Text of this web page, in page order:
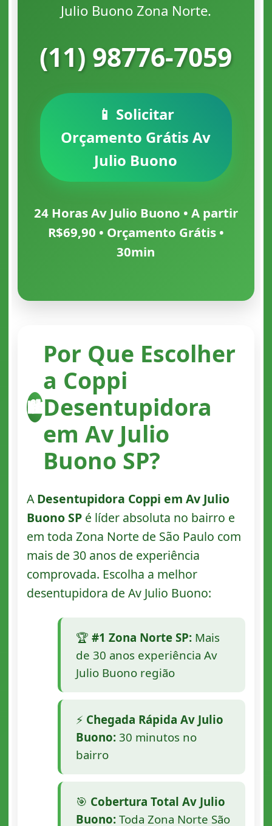
Julio Buono Zona Norte.
(11) 98776-7059
📱 Solicitar
Orçamento Grátis Av
Julio Buono
24 Horas Av Julio Buono • A partir
R$69,90 • Orçamento Grátis •
30min
🏙️
Por Que Escolher
a Coppi
Desentupidora
em Av Julio
Buono SP?
ADesentupidora Coppi em Av Julio
Buono SPé líder absoluta no bairro e
em toda Zona Norte de São Paulo com
mais de 30 anos de experiência
comprovada. Escolha a melhor
desentupidora de Av Julio Buono:
🏆 #1 Zona Norte SP:Mais
de 30 anos experiência Av
Julio Buono região
⚡ Chegada Rápida Av Julio
Buono:30 minutos no
bairro
🎯 Cobertura Total Av Julio
Buono:Toda Zona Norte São